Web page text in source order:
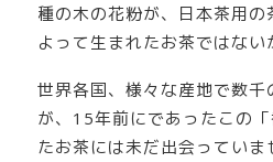
種の木の花粉が、日本茶用
よって生まれたお茶ではない
世界各国、様々な産地で数
が、15年前にであったこの
たお茶には未だ出会っていま